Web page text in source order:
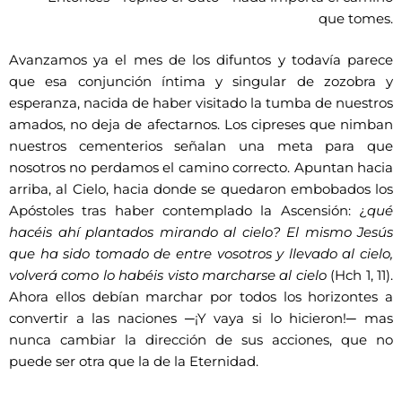
que tomes.
Avanzamos ya el mes de los difuntos y todavía parece
que esa conjunción íntima y singular de zozobra y
esperanza, nacida de haber visitado la tumba de nuestros
amados, no deja de afectarnos. Los cipreses que nimban
nuestros cementerios señalan una meta para que
nosotros no perdamos el camino correcto. Apuntan hacia
arriba, al Cielo, hacia donde se quedaron embobados los
Apóstoles tras haber contemplado la Ascensión: ¿ qué
hacéis ahí plantados mirando al cielo? El mismo Jesús
que ha sido tomado de entre vosotros y llevado al cielo,
volverá como lo habéis visto marcharse al cielo (Hch 1, 11).
Ahora ellos debían marchar por todos los horizontes a
convertir a las naciones ─¡Y vaya si lo hicieron!─ mas
nunca cambiar la dirección de sus acciones, que no
puede ser otra que la de la Eternidad.